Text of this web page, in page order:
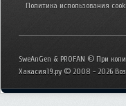
Политика использования
SweAnGen & PROFAN © При
Хакасия19.ру © 2008 - 2026